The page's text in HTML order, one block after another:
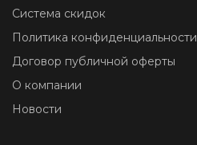
Система скидок
Политика конфиденциальности
Договор публичной оферты
О компании
Новости